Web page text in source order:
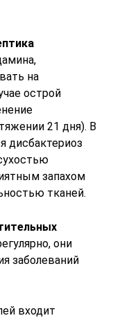
на
острой
21 дня). В
дисбактериоз
запахом
тканей.
они
заболеваний
входит